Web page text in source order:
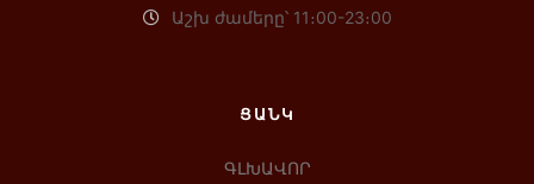
Աշխ ժամերը՝ 11։00-23։00
ՑԱՆԿ
ԳԼԽԱՎՈՐ